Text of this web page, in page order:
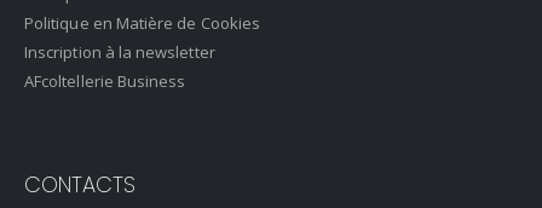
Politique en Matière de Cookies
Inscription à la newsletter
AFcoltellerie Business
CONTACTS